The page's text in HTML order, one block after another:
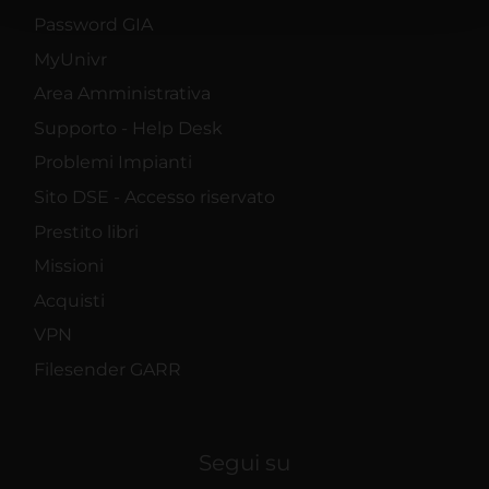
raccolto dal tuo utilizzo dei loro servizi.
Password GIA
MyUnivr
Area Amministrativa
Supporto - Help Desk
Problemi Impianti
Sito DSE - Accesso riservato
Prestito libri
Missioni
Acquisti
VPN
Filesender GARR
Segui su